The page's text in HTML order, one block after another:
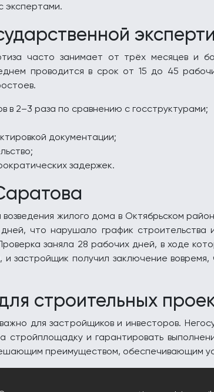
экспертами.
часто занимает от трёх месяцев и
проводится в срок от 15 до 45
в 2–3 раза по сравнению с госструктурами;
документации;
задержек.
жилого дома в Октябрьском
что нарушало график
заняла 28 рабочих дней, в ходе
застройщик получил заключение
строительных
для застройщиков и инвесторов.
стройплощадку и гарантировать
преимуществом, обеспечивающим